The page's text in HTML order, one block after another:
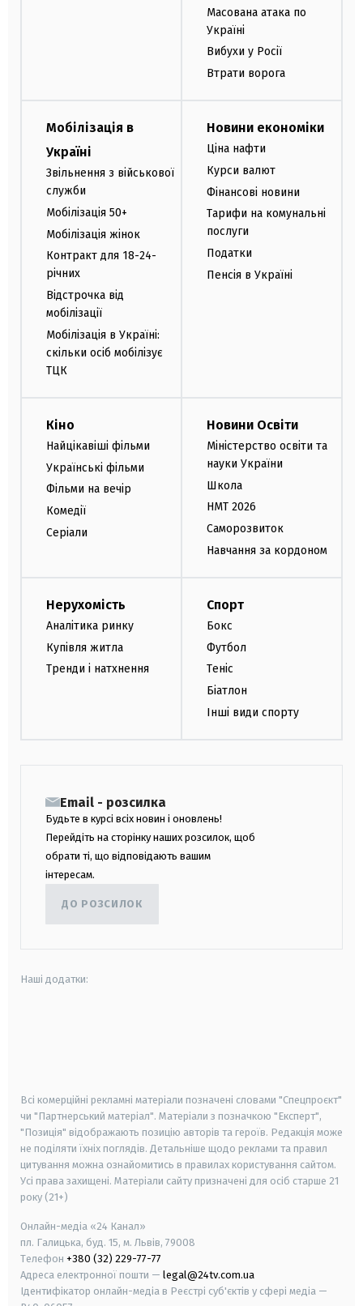
Масована атака по
Україні
Вибухи у Росії
Втрати ворога
Мобілізація в
Україні
Звільнення з військової
служби
Мобілізація 50+
Мобілізація жінок
Контракт для 18-24-
річних
Відстрочка від
мобілізації
Мобілізація в Україні:
скільки осіб мобілізує
ТЦК
Новини економіки
Ціна нафти
Курси валют
Фінансові новини
Тарифи на комунальні
послуги
Податки
Пенсія в Україні
Кіно
Найцікавіші фільми
Українські фільми
Фільми на вечір
Комедії
Серіали
Новини Освіти
Міністерство освіти та
науки України
Школа
НМТ 2026
Саморозвиток
Навчання за кордоном
Нерухомість
Аналітика ринку
Купівля житла
Тренди і натхнення
Спорт
Бокс
Футбол
Теніс
Біатлон
Інші види спорту
Email - розсилка
Будьте в курсі всіх новин і оновлень!
Перейдіть на сторінку наших розсилок, щоб
обрати ті, що відповідають вашим
інтересам.
ДО РОЗСИЛОК
Наші додатки:
Всі комерційні рекламні матеріали позначені словами "Спецпроєкт"
чи "Партнерський матеріал". Матеріали з позначкою "Експерт",
"Позиція" відображають позицію авторів та героїв. Редакція може
не поділяти їхніх поглядів. Детальніше щодо реклами та правил
цитування можна ознайомитись в правилах користування сайтом.
Усі права захищені. Матеріали сайту призначені для осіб старше 21
року (21+)
Онлайн-медіа «24 Канал»
пл. Галицька, буд. 15, м. Львів, 79008
Телефон +380 (32) 229-77-77
Адреса електронної пошти — legal@24tv.com.ua
Ідентифікатор онлайн-медіа в Реєстрі суб'єктів у сфері медіа —